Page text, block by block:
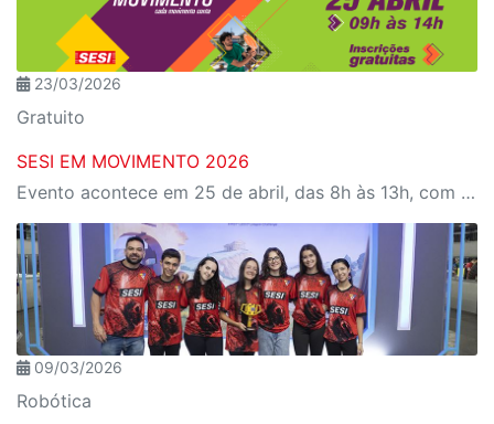
23/03/2026
Gratuito
SESI EM MOVIMENTO 2026
Evento acontece em 25 de abril, das 8h às 13h, com programação para todas as idades
09/03/2026
Robótica